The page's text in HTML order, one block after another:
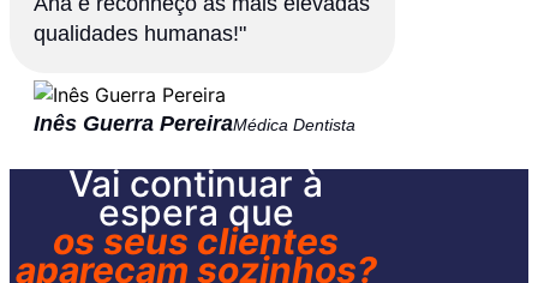
qualidades humanas!"
Inês Guerra PereiraMédica Dentista
Vai continuar à
espera que
os seus clientes
apareçam sozinhos?